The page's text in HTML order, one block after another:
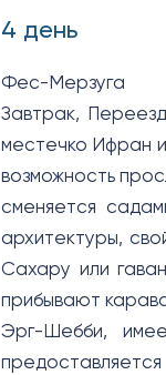
4 день
Фес-Мерзуга
Завтрак,
местечко Ифран
возможность
сменяется
архитектуры,
Сахару или
прибывают
Эрг-Шебби,